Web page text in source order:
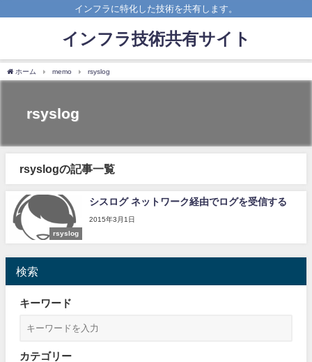
インフラに特化した技術を共有します。
インフラ技術共有サイト
ホーム memo rsyslog
rsyslog
rsyslogの記事一覧
rsyslog
シスログ ネットワーク経由でログを受信する
2015年3月1日
検索
キーワード
カテゴリー